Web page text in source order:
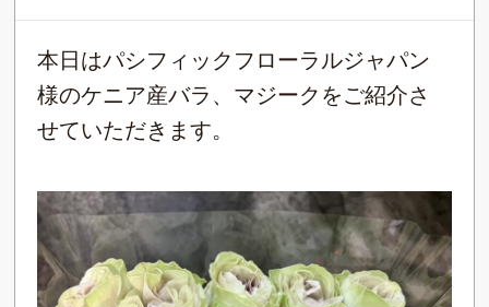
本日はパシフィックフローラルジャパン
様のケニア産バラ、マジークをご紹介さ
せていただきます。